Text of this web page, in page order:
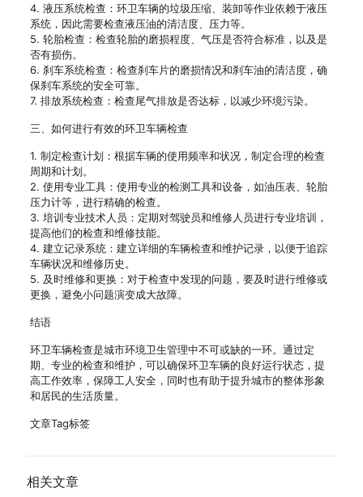
4. 液压系统检查：环卫车辆的垃圾压缩、装卸等作业依赖于液压
系统，因此需要检查液压油的清洁度、压力等。
5. 轮胎检查：检查轮胎的磨损程度、气压是否符合标准，以及是
否有损伤。
6. 刹车系统检查：检查刹车片的磨损情况和刹车油的清洁度，确
保刹车系统的安全可靠。
7. 排放系统检查：检查尾气排放是否达标，以减少环境污染。
三、如何进行有效的环卫车辆检查
1. 制定检查计划：根据车辆的使用频率和状况，制定合理的检查
周期和计划。
2. 使用专业工具：使用专业的检测工具和设备，如油压表、轮胎
压力计等，进行精确的检查。
3. 培训专业技术人员：定期对驾驶员和维修人员进行专业培训，
提高他们的检查和维修技能。
4. 建立记录系统：建立详细的车辆检查和维护记录，以便于追踪
车辆状况和维修历史。
5. 及时维修和更换：对于检查中发现的问题，要及时进行维修或
更换，避免小问题演变成大故障。
结语
环卫车辆检查是城市环境卫生管理中不可或缺的一环。通过定
期、专业的检查和维护，可以确保环卫车辆的良好运行状态，提
高工作效率，保障工人安全，同时也有助于提升城市的整体形象
和居民的生活质量。
文章Tag标签
相关文章